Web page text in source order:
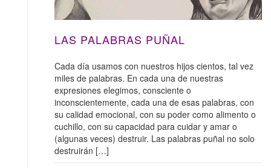
LAS PALABRAS PUÑAL
Cada día usamos con nuestros hijos cientos, tal vez
miles de palabras. En cada una de nuestras
expresiones elegimos, consciente o
inconscientemente, cada una de esas palabras, con
su calidad emocional, con su poder como alimento o
cuchillo, con su capacidad para cuidar y amar o
(algunas veces) destruir. Las palabras puñal no solo
destruirán […]